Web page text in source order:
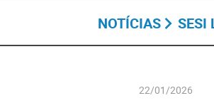
NOTÍCIAS SESI
22/01/2026